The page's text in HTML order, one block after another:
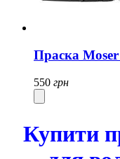
Праска
550 грн
Купити